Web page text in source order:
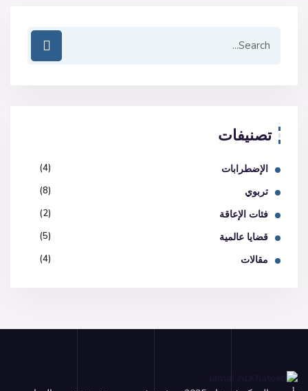
تصنيفات
الإضطرابات (4)
تربوي (8)
فئات الإعاقة (2)
قضايا عالمية (5)
مقالات (4)